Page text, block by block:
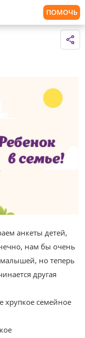
ПОМОЧЬ
анкеты детей,
нам бы очень
малышей, но теперь
другая
хрупкое семейное